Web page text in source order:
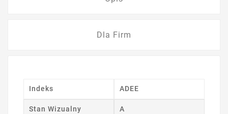
Dla Firm
Indeks ADEE
Stan Wizualny A